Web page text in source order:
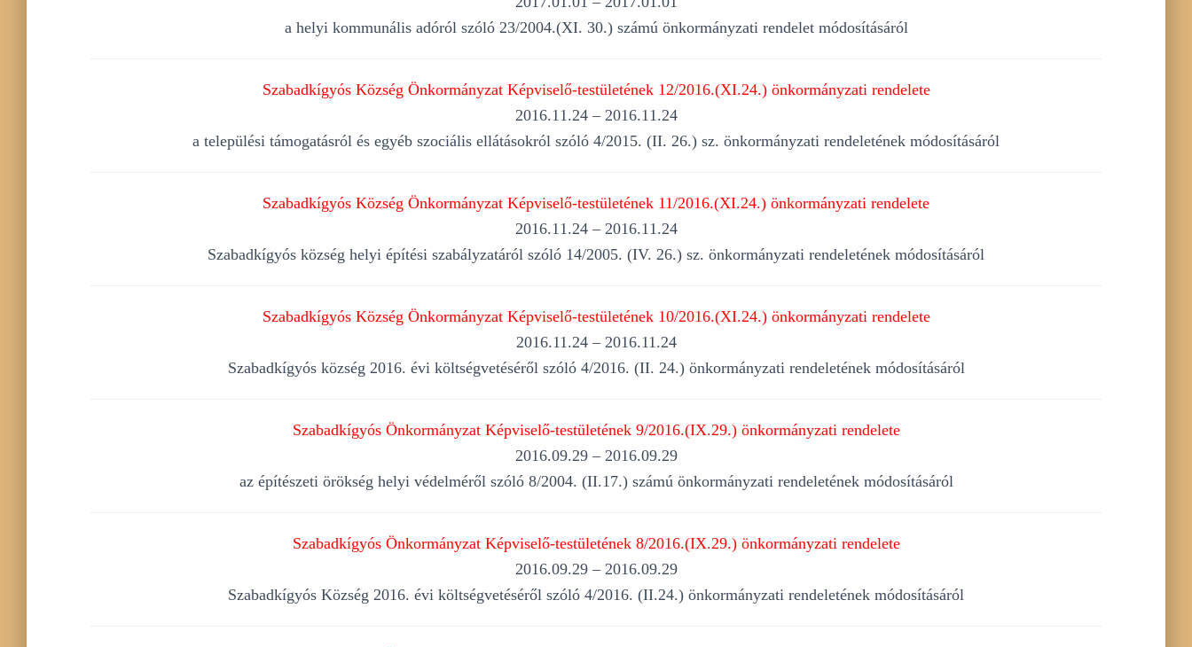
a helyi kommunális adóról szóló 23/2004.(XI. 30.) számú önkormányzati rendelet módosításáról
Szabadkígyós Község Önkormányzat Képviselő-testületének 12/2016.(XI.24.) önkormányzati rendelete
2016.11.24 – 2016.11.24
a települési támogatásról és egyéb szociális ellátásokról szóló 4/2015. (II. 26.) sz. önkormányzati rendeletének módosításáról
Szabadkígyós Község Önkormányzat Képviselő-testületének 11/2016.(XI.24.) önkormányzati rendelete
2016.11.24 – 2016.11.24
Szabadkígyós község helyi építési szabályzatáról szóló 14/2005. (IV. 26.) sz. önkormányzati rendeletének módosításáról
Szabadkígyós Község Önkormányzat Képviselő-testületének 10/2016.(XI.24.) önkormányzati rendelete
2016.11.24 – 2016.11.24
Szabadkígyós község 2016. évi költségvetéséről szóló 4/2016. (II. 24.) önkormányzati rendeletének módosításáról
Szabadkígyós Önkormányzat Képviselő-testületének 9/2016.(IX.29.) önkormányzati rendelete
2016.09.29 – 2016.09.29
az építészeti örökség helyi védelméről szóló 8/2004. (II.17.) számú önkormányzati rendeletének módosításáról
Szabadkígyós Önkormányzat Képviselő-testületének 8/2016.(IX.29.) önkormányzati rendelete
2016.09.29 – 2016.09.29
Szabadkígyós Község 2016. évi költségvetéséről szóló 4/2016. (II.24.) önkormányzati rendeletének módosításáról